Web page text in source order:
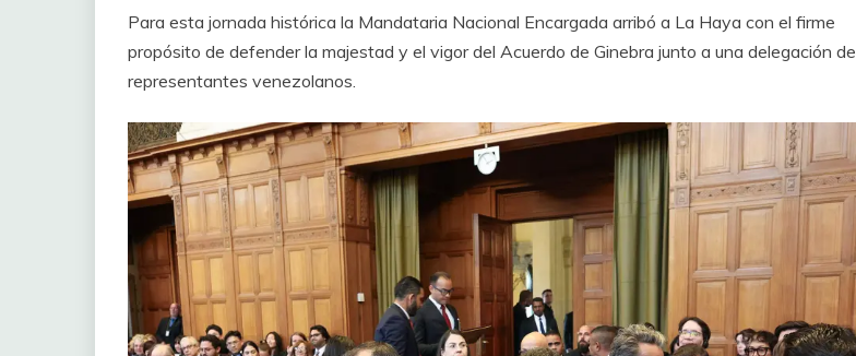
Para esta jornada histórica la Mandataria Nacional Encargada arribó a La Haya con el firme
propósito de defender la majestad y el vigor del Acuerdo de Ginebra junto a una delegación de
representantes venezolanos.